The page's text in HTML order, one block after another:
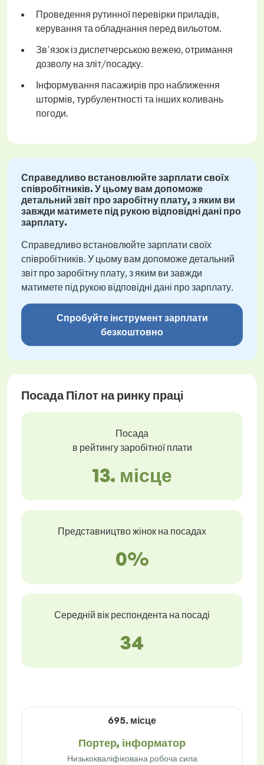
Проведення рутинної перевірки приладів,
керування та обладнання перед вильотом.
Зв'язок із диспетчерською вежею, отримання
дозволу на зліт/посадку.
Інформування пасажирів про наближення
штормів, турбулентності та інших коливань
погоди.
Справедливо встановлюйте зарплати своїх
співробітників. У цьому вам допоможе
детальний звіт про заробітну плату, з яким ви
завжди матимете під рукою відповідні дані про
зарплату.
Справедливо встановлюйте зарплати своїх
співробітників. У цьому вам допоможе детальний
звіт про заробітну плату, з яким ви завжди
матимете під рукою відповідні дані про зарплату.
Спробуйте інструмент зарплати
безкоштовно
Посада Пілот на ринку праці
Посада
в рейтингу заробітної плати
13. місце
Представництво жінок на посадах
0%
Середній вік респондента на посаді
34
695. місце
Портер, інформатор
Низькокваліфікована робоча сила